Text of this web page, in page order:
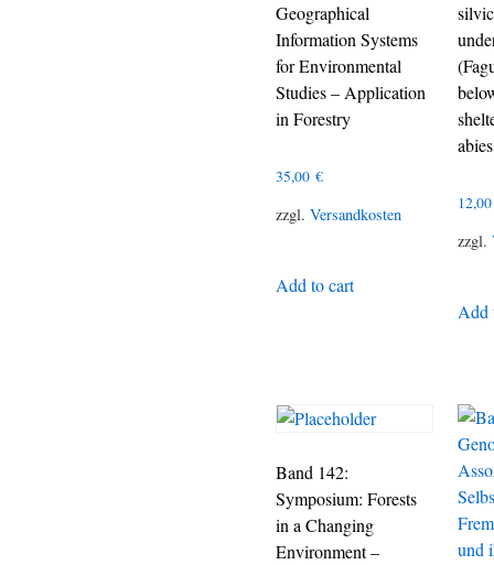
Geographical
Information Systems
for Environmental
Studies – Application
in Forestry
35,00 €
zzgl. Versandkosten
Add to cart
zzgl.
Add
Band 142:
Symposium: Forests
in a Changing
Environment –